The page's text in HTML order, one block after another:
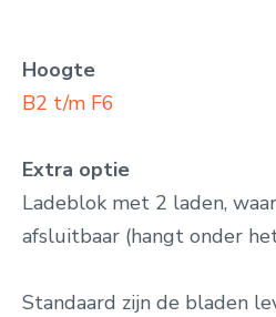
Hoogte
B2 t/m F6
Extra optie
Ladeblok met 2 laden,
afsluitbaar (hangt onder
Standaard zijn de bladen